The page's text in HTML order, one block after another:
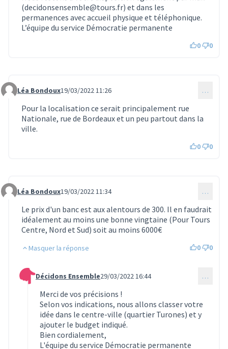
(decidonsensemble@tours.fr) et dans les
permanences avec accueil physique et téléphonique.
L’équipe du service Démocratie permanente
0 0
Commentaire 402
Léa Bondoux19/03/2022 11:26 …
Pour la localisation ce serait principalement rue
Nationale, rue de Bordeaux et un peu partout dans la
ville.
0 0
Commentaire 403
Léa Bondoux19/03/2022 11:34 …
Le prix d'un banc est aux alentours de 300. Il en faudrait
idéalement au moins une bonne vingtaine (Pour Tours
Centre, Nord et Sud) soit au moins 6000€
Masquer la réponse 0 0
Commentaire 489 (réponse au commentaire 403)
Décidons Ensemble29/03/2022 16:44 …
Merci de vos précisions !
Selon vos indications, nous allons classer votre
idée dans le centre-ville (quartier Turones) et y
ajouter le budget indiqué.
Bien cordialement,
L'équipe du service Démocratie permanente